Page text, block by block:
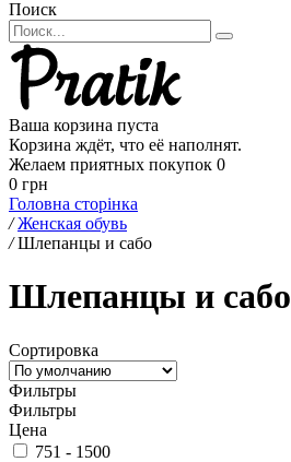
Поиск
Ваша корзина пуста
Корзина ждёт, что её наполнят.
Желаем приятных покупок 0
0 грн
Головна сторінка
/ Женская обувь
/ Шлепанцы и сабо
Шлепанцы и сабо
Сортировка
Фильтры
Фильтры
Цена
751 - 1500